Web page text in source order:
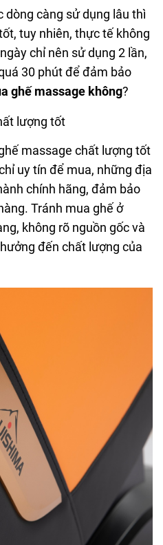
dòng càng sử dụng lâu thì
tuy nhiên, thực tế không
chỉ nên sử dụng 2 lần,
30 phút để đảm bảo
ghế massage không?
lượng tốt
massage chất lượng tốt
uy tín để mua, những địa
chính hãng, đảm bảo
Tránh mua ghế ở
không rõ nguồn gốc và
đến chất lượng của